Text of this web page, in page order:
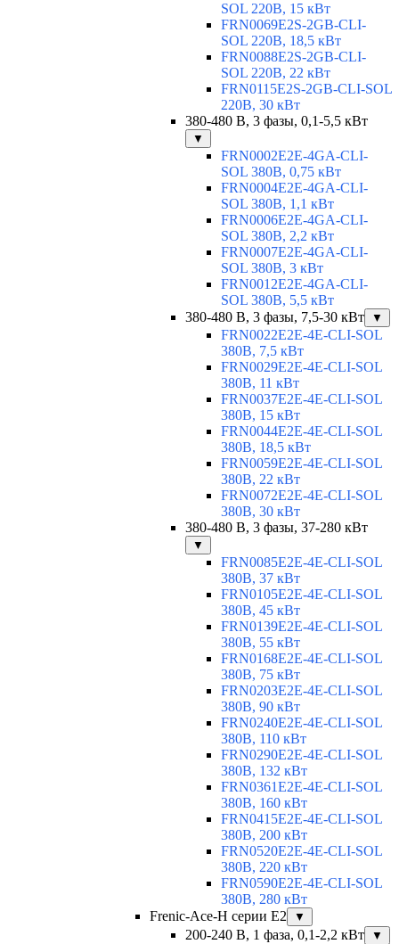
SOL 220В, 15 кВт
FRN0069E2S-2GB-CLI-
SOL 220В, 18,5 кВт
FRN0088E2S-2GB-CLI-
SOL 220В, 22 кВт
FRN0115E2S-2GB-CLI-SOL
220В, 30 кВт
380-480 В, 3 фазы, 0,1-5,5 кВт
▼
FRN0002E2E-4GA-CLI-
SOL 380В, 0,75 кВт
FRN0004E2E-4GA-CLI-
SOL 380В, 1,1 кВт
FRN0006E2E-4GA-CLI-
SOL 380В, 2,2 кВт
FRN0007E2E-4GA-CLI-
SOL 380В, 3 кВт
FRN0012E2E-4GA-CLI-
SOL 380В, 5,5 кВт
380-480 В, 3 фазы, 7,5-30 кВт
▼
FRN0022E2E-4E-CLI-SOL
380В, 7,5 кВт
FRN0029E2E-4E-CLI-SOL
380В, 11 кВт
FRN0037E2E-4E-CLI-SOL
380В, 15 кВт
FRN0044E2E-4E-CLI-SOL
380В, 18,5 кВт
FRN0059E2E-4E-CLI-SOL
380В, 22 кВт
FRN0072E2E-4E-CLI-SOL
380В, 30 кВт
380-480 В, 3 фазы, 37-280 кВт
▼
FRN0085E2E-4E-CLI-SOL
380В, 37 кВт
FRN0105E2E-4E-CLI-SOL
380В, 45 кВт
FRN0139E2E-4E-CLI-SOL
380В, 55 кВт
FRN0168E2E-4E-CLI-SOL
380В, 75 кВт
FRN0203E2E-4E-CLI-SOL
380В, 90 кВт
FRN0240E2E-4E-CLI-SOL
380В, 110 кВт
FRN0290E2E-4E-CLI-SOL
380В, 132 кВт
FRN0361E2E-4E-CLI-SOL
380В, 160 кВт
FRN0415E2E-4E-CLI-SOL
380В, 200 кВт
FRN0520E2E-4E-CLI-SOL
380В, 220 кВт
FRN0590E2E-4E-CLI-SOL
380В, 280 кВт
Frenic-Ace-H серии E2
▼
200-240 В, 1 фаза, 0,1-2,2 кВт ▼